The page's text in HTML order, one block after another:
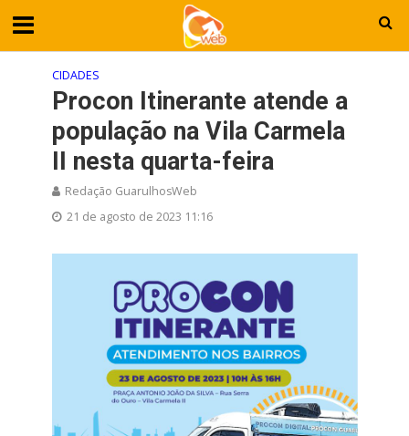
CIDADES
Procon Itinerante atende a
população na Vila Carmela
II nesta quarta-feira
Redação GuarulhosWeb
21 de agosto de 2023 11:16